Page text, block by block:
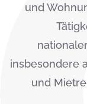
und
insbesondere
und